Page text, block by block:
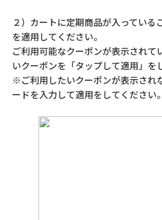
２）カートに定期商品が入っている
を適用してください。
ご利用可能なクーポンが表示されて
いクーポンを「タップして適用」を
※ご利用したいクーポンが表示され
ードを入力して適用をしてください。